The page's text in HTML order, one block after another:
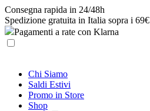
Skip
to
content
Consegna rapida in 24/48h
Spedizione gratuita in Italia sopra i 69€
Pagamenti a rate con Klarna
Chi Siamo
Saldi Estivi
Promo in Store
Shop